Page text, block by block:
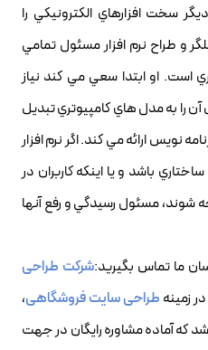
سخت افزارهاي الکترونيکي را
و طراح نرم افزار مسئول تمامي
است. او ابتدا سعي مي کند نياز
را به مدل هاي کامپيوتري تبديل
نويس ارائه مي کند. اگر نرم افزار
باشد و يا اينکه کاربران در
شوند، مسئول رسيدگي و رفع آنها
ما تماس بگيريد:شرکت طراحی
زمینه طراحی سایت فروشگاهی،
که آماده مشاوره رایگان در جهت